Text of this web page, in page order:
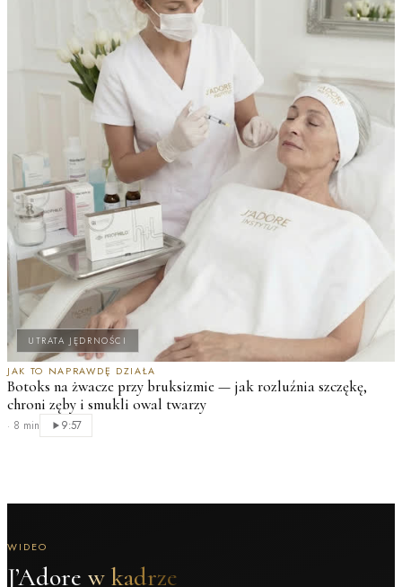
UTRATA JĘDRNOŚCI
JAK TO NAPRAWDĘ DZIAŁA
Botoks na żwacze przy bruksizmie — jak rozluźnia szczękę,
chroni zęby i smukli owal twarzy
· 8 min 9:57
WIDEO
J’Adore w kadrze